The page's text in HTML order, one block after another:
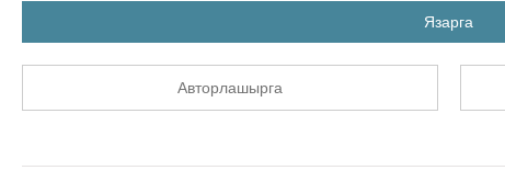
Язарга
Авторлашырга